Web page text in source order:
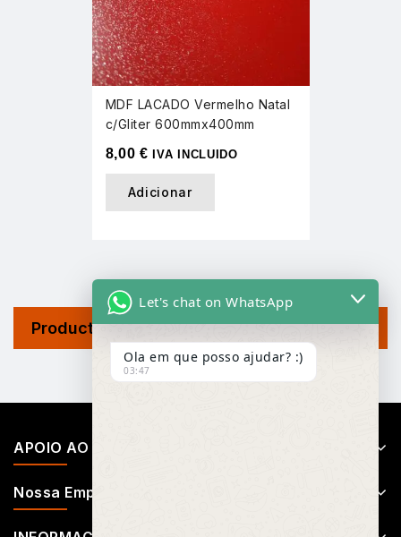
MDF LACADO Vermelho Natal
c/Gliter 600mmx400mm
8,00 € IVA INCLUIDO
Adicionar
Product Tags
APOIO AO CLIENTE
Nossa Empresa
Let's chat on WhatsApp
Ola em que posso ajudar? :)
03:47